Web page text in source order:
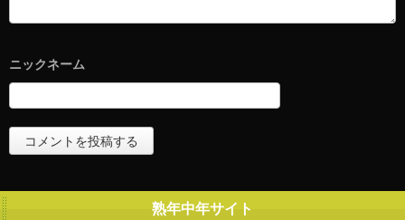
熟年中年サイト